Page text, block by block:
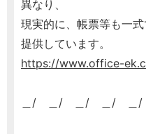
異なり、
現実的に、帳票等も一
提供しています。
https://www.office-
＿/ ＿/ ＿/ ＿/